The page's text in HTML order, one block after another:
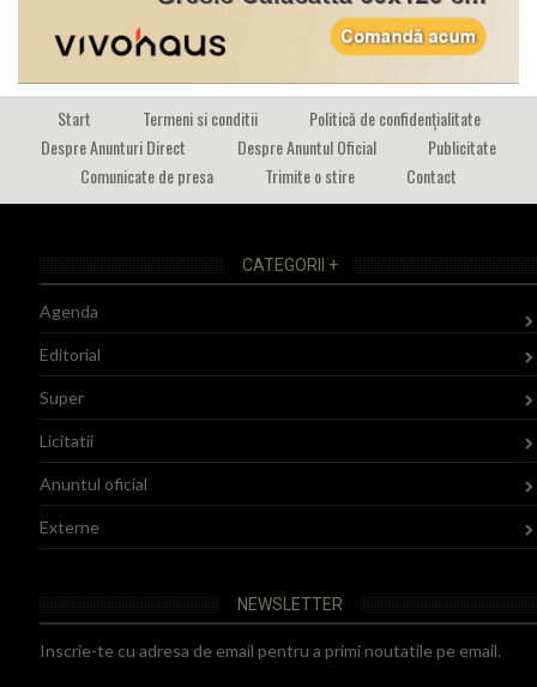
Start Termeni si conditii
Politică de confidențialitate
Despre Anunturi Direct
Despre Anuntul Oficial
Publicitate
Comunicate de presa
Trimite o stire Contact
CATEGORII +
Agenda
Editorial
Super
Licitatii
Anuntul oficial
Externe
NEWSLETTER
Inscrie-te cu adresa de email pentru a primi noutatile pe email.